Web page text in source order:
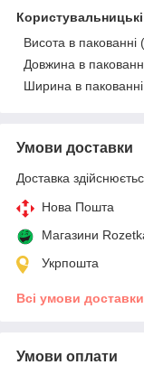
Висота в пакованні
Довжина в
Ширина в
Умови доставки
Доставка
Нова Пошта
Магазини
Укрпошта
Всі умови доставки
Умови оплати